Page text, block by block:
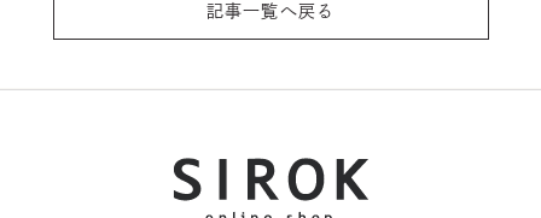
記事一覧へ戻る